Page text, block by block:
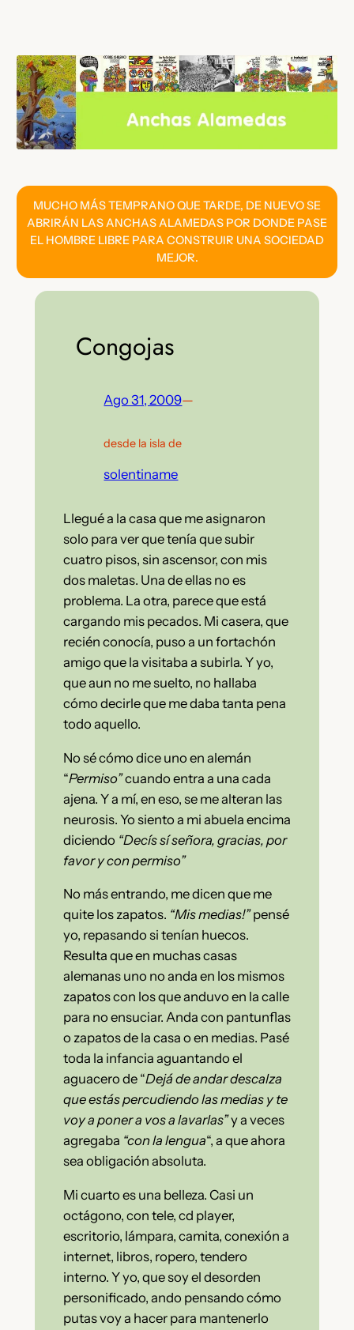
contenido
MUCHO MÁS TEMPRANO QUE TARDE, DE NUEVO SE
ABRIRÁN LAS ANCHAS ALAMEDAS POR DONDE PASE
EL HOMBRE LIBRE PARA CONSTRUIR UNA SOCIEDAD
MEJOR.
Congojas
Ago 31, 2009—
desde la isla de
solentiname
Llegué a la casa que me asignaron
solo para ver que tenía que subir
cuatro pisos, sin ascensor, con mis
dos maletas. Una de ellas no es
problema. La otra, parece que está
cargando mis pecados. Mi casera, que
recién conocía, puso a un fortachón
amigo que la visitaba a subirla. Y yo,
que aun no me suelto, no hallaba
cómo decirle que me daba tanta pena
todo aquello.
No sé cómo dice uno en alemán
“Permiso”cuando entra a una cada
ajena. Y a mí, en eso, se me alteran las
neurosis. Yo siento a mi abuela encima
diciendo “Decís sí señora, gracias, por
favor y con permiso”
No más entrando, me dicen que me
quite los zapatos. “Mis medias!”pensé
yo, repasando si tenían huecos.
Resulta que en muchas casas
alemanas uno no anda en los mismos
zapatos con los que anduvo en la calle
para no ensuciar. Anda con pantunflas
o zapatos de la casa o en medias. Pasé
toda la infancia aguantando el
aguacero de “Dejá de andar descalza
que estás percudiendo las medias y te
voy a poner a vos a lavarlas”y a veces
agregaba “con la lengua“, a que ahora
sea obligación absoluta.
Mi cuarto es una belleza. Casi un
octágono, con tele, cd player,
escritorio, lámpara, camita, conexión a
internet, libros, ropero, tendero
interno. Y yo, que soy el desorden
personificado, ando pensando cómo
putas voy a hacer para mantenerlo